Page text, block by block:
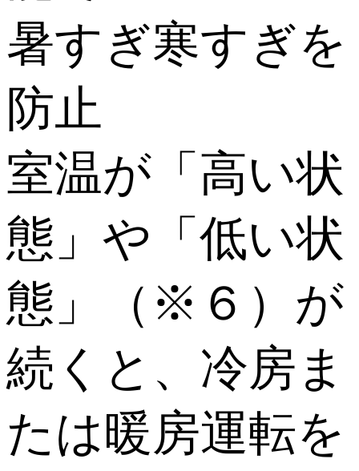
暑すぎ寒すぎを
防止
室温が「高い状
態」や「低い状
態」（※６）が
続くと、冷房ま
たは暖房運転を